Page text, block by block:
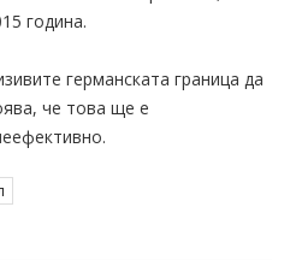
година.
германската граница да
че това ще е